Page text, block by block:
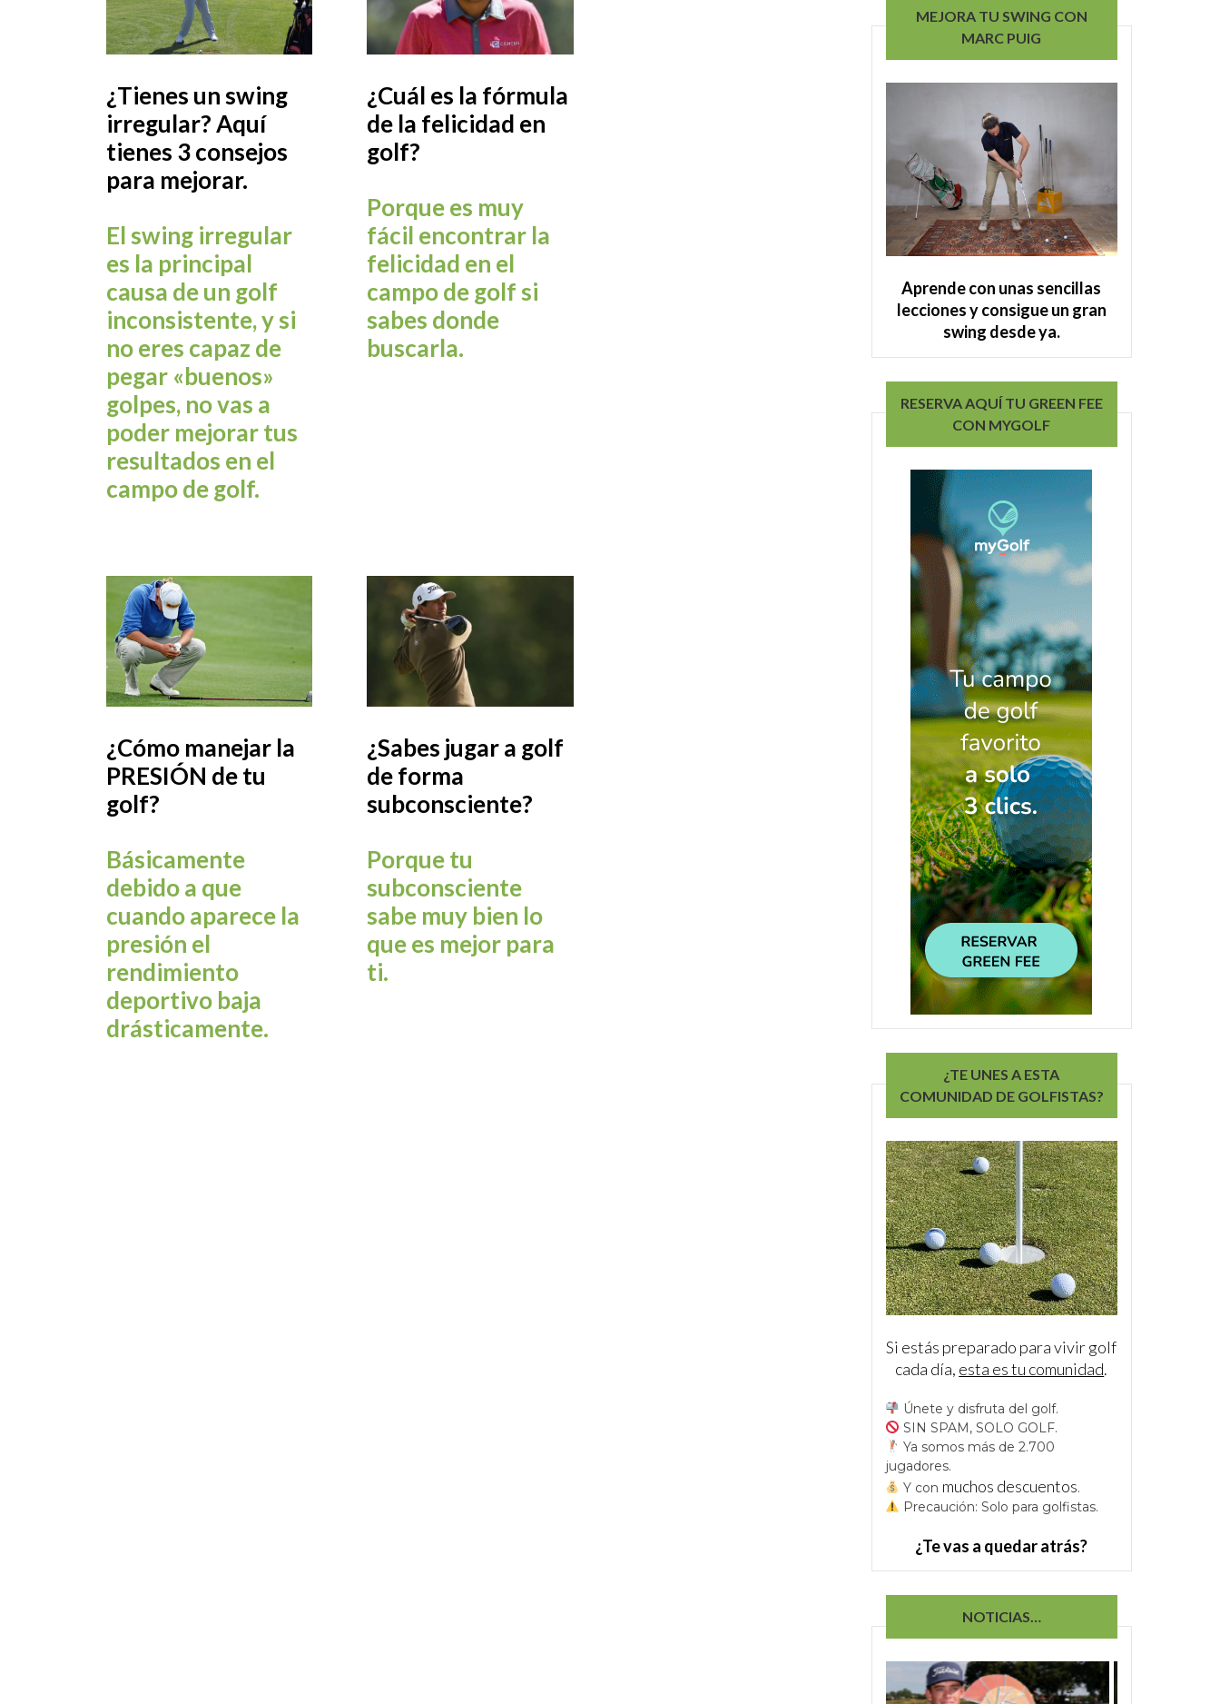
¿Tienes un swing
irregular? Aquí
tienes 3 consejos
para mejorar.
El swing irregular
es la principal
causa de un golf
inconsistente, y si
no eres capaz de
pegar «buenos»
golpes, no vas a
poder mejorar tus
resultados en el
campo de golf.
¿Cuál es la fórmula
de la felicidad en
golf?
Porque es muy
fácil encontrar la
felicidad en el
campo de golf si
sabes donde
buscarla.
¿Cómo manejar la
PRESIÓN de tu
golf?
Básicamente
debido a que
cuando aparece la
presión el
rendimiento
deportivo baja
drásticamente.
¿Sabes jugar a golf
de forma
subconsciente?
Porque tu
subconsciente
sabe muy bien lo
que es mejor para
ti.
MEJORA TU SWING CON
MARC PUIG
Aprende con unas sencillas
lecciones y consigue un gran
swing desde ya.
RESERVA AQUÍ TU GREEN FEE
CON MYGOLF
¿TE UNES A ESTA
COMUNIDAD DE GOLFISTAS?
Si estás preparado para vivir golf
cada día, esta es tu comunidad.
Únete y disfruta del golf.
SIN SPAM, SOLO GOLF.
Ya somos más de 2.700
jugadores.
Y con muchos descuentos.
Precaución: Solo para golfistas.
¿Te vas a quedar atrás?
NOTICIAS…